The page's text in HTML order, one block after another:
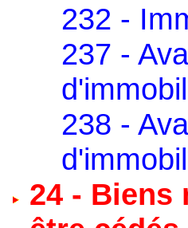
232 -
237 -
238 -
24 - Biens